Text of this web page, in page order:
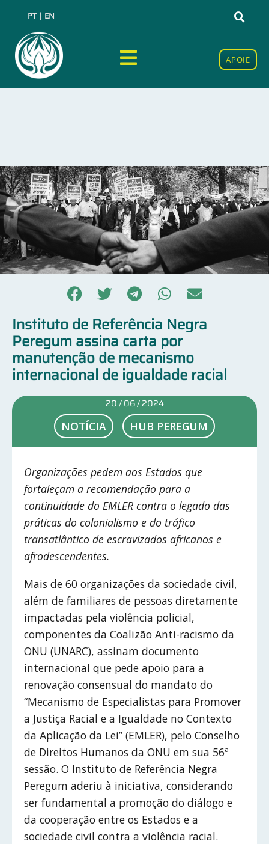
PT | EN
APOIE
Instituto de Referência Negra
Peregum assina carta por
manutenção de mecanismo
internacional de igualdade racial
20 / 06 / 2024
NOTÍCIA HUB PEREGUM
Organizações pedem aos Estados que
fortaleçam a recomendação para a
continuidade do EMLER contra o legado das
práticas do colonialismo e do tráfico
transatlântico de escravizados africanos e
afrodescendentes.
Mais de 60 organizações da sociedade civil,
além de familiares de pessoas diretamente
impactadas pela violência policial,
componentes da Coalizão Anti-racismo da
ONU (UNARC), assinam documento
internacional que pede apoio para a
renovação consensual do mandato do
“Mecanismo de Especialistas para Promover
a Justiça Racial e a Igualdade no Contexto
da Aplicação da Lei” (EMLER), pelo Conselho
de Direitos Humanos da ONU em sua 56ª
sessão. O Instituto de Referência Negra
Peregum aderiu à iniciativa, considerando
ser fundamental a promoção do diálogo e
da cooperação entre os Estados e a
sociedade civil contra a violência racial.